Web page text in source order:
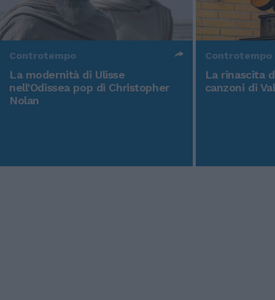
Controtempo
La modernità di Ulisse
nell'Odissea pop di Christopher
Nolan
Controtempo
La rinascita
canzoni di